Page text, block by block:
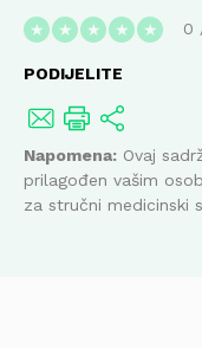
★ ★ ★ ★ ★ 0
PODIJELITE
Napomena: Ovaj
prilagođen vašim
za stručni medicinski